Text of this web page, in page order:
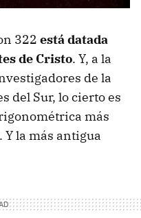
322 está datada
de Cristo. Y, a la
de la
del Sur, lo cierto es
más
la más antigua